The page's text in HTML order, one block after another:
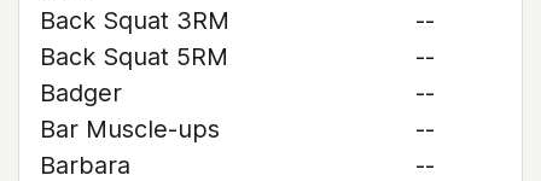
Back Squat 3RM
--
Back Squat 5RM
--
Badger
--
Bar Muscle-ups
--
Barbara
--